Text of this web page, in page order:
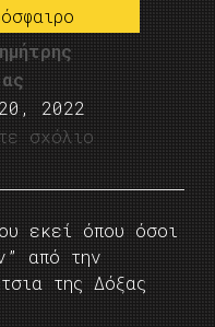
2022
σχόλιο
εκεί όπου όσοι
από την
της Δόξας